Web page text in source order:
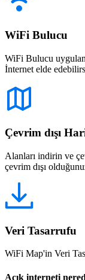
WiFi Bulucu
WiFi Bulucu
İnternet elde
Çevrim dışı
Alanları indirin ve
çevrim dışı
Veri Tasarrufu
WiFi Map'in Veri
Açık interneti